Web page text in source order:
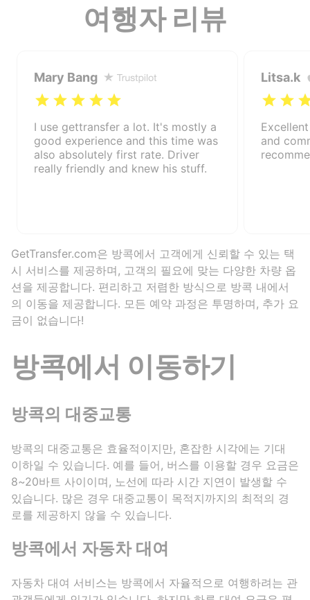
여행자 리뷰
Mary Bang
I use gettransfer a lot. It's mostly a
good experience and this time was
also absolutely first rate. Driver
really friendly and knew his stuff.
Litsa.k
and
GetTransfer.com은 방콕에서 고객에게 신뢰할 수 있는 택
시 서비스를 제공하며, 고객의 필요에 맞는 다양한 차량 옵
션을 제공합니다. 편리하고 저렴한 방식으로 방콕 내에서
의 이동을 제공합니다. 모든 예약 과정은 투명하며, 추가 요
금이 없습니다!
방콕에서 이동하기
방콕의 대중교통
방콕의 대중교통은 효율적이지만, 혼잡한 시각에는 기대
이하일 수 있습니다. 예를 들어, 버스를 이용할 경우 요금은
8~20바트 사이이며, 노선에 따라 시간 지연이 발생할 수
있습니다. 많은 경우 대중교통이 목적지까지의 최적의 경
로를 제공하지 않을 수 있습니다.
방콕에서 자동차 대여
자동차 대여 서비스는 방콕에서 자율적으로 여행하려는 관